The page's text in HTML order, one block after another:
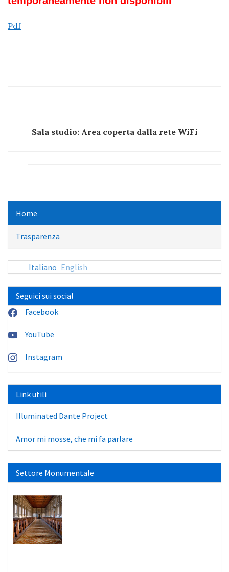
Pdf
Sala studio: Area coperta dalla rete WiFi
Home
Trasparenza
Italiano English
Seguici sui social
Facebook
YouTube
Instagram
Link utili
Illuminated Dante Project
Amor mi mosse, che mi fa parlare
Settore Monumentale